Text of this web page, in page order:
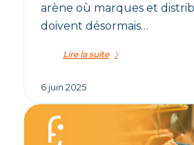
arène où marques et
doivent désormais…
Lire la suite
6 juin 2025